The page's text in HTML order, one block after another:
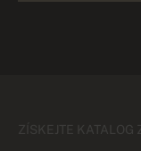
ZÍSKEJTE KATALOG